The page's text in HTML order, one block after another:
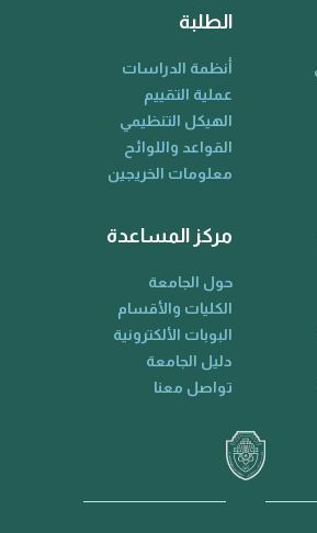
الطلبة
أنظمة الدراسات
عملية التقييم
الهيكل التنظيمي
القواعد واللوائح
معلومات الخريجين
مركز المساعدة
حول الجامعة
الكليات والأقسام
البوبات الألكترونية
دليل الجامعة
تواصل معنا